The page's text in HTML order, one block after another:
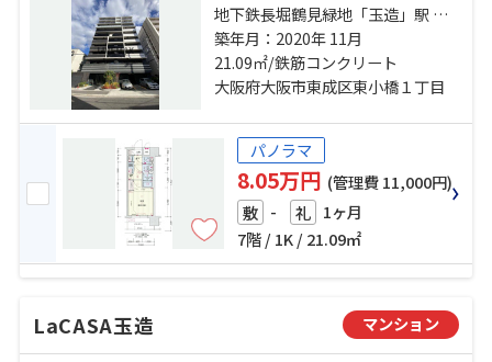
地下鉄長堀鶴見緑地「玉造」駅 徒
歩5分 大阪環状線「玉造」駅 徒歩3
分 地下鉄千日前線「鶴橋」駅 徒歩
10分
築年月：2020年 11月
21.09㎡/鉄筋コンクリート
大阪府大阪市東成区東小橋１丁目
パノラマ
8.05万円 (管理費 11,000円)
敷 - 礼 1ヶ月
7階 / 1K / 21.09㎡
LaCASA玉造 マンション